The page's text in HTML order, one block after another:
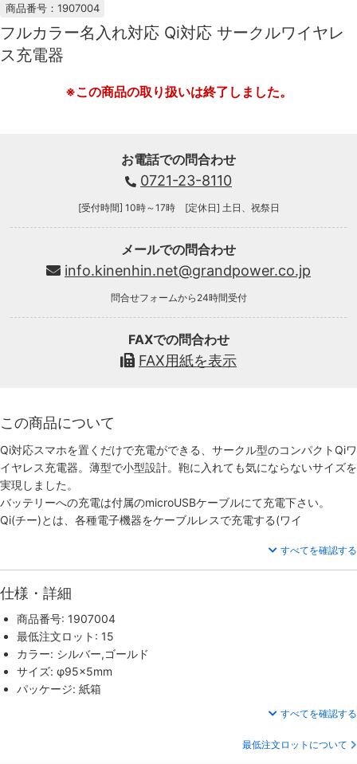
商品番号：1907004
フルカラー名入れ対応 Qi対応 サークルワイヤレ
ス充電器
※この商品の取り扱いは終了しました。
お電話での問合わせ
0721-23-8110
[受付時間] 10時～17時 [定休日] 土日、祝祭日
メールでの問合わせ
info.kinenhin.net@grandpower.co.jp
問合せフォームから24時間受付
FAXでの問合わせ
FAX用紙を表示
この商品について
Qi対応スマホを置くだけで充電ができる、サークル型のコンパクトQiワ
イヤレス充電器。薄型で小型設計。鞄に入れても気にならないサイズを
実現しました。
バッテリーへの充電は付属のmicroUSBケーブルにて充電下さい。
Qi(チー)とは、各種電子機器をケーブルレスで充電する(ワイ
すべてを確認する
仕様・詳細
商品番号: 1907004
最低注文ロット: 15
カラー: シルバー,ゴールド
サイズ: φ95×5mm
パッケージ: 紙箱
すべてを確認する
最低注文ロットについて